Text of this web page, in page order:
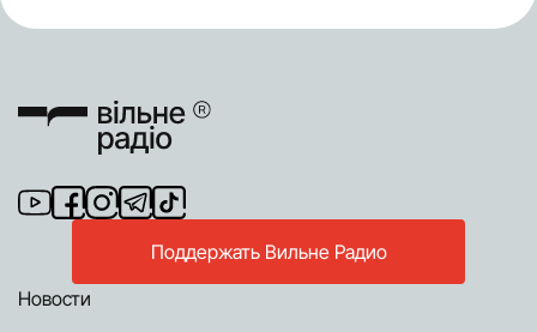
Поддержать Вильне Радио
Новости